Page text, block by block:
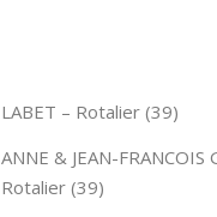
LABET – Rotalier (39)
ANNE & JEAN-
Rotalier (39)